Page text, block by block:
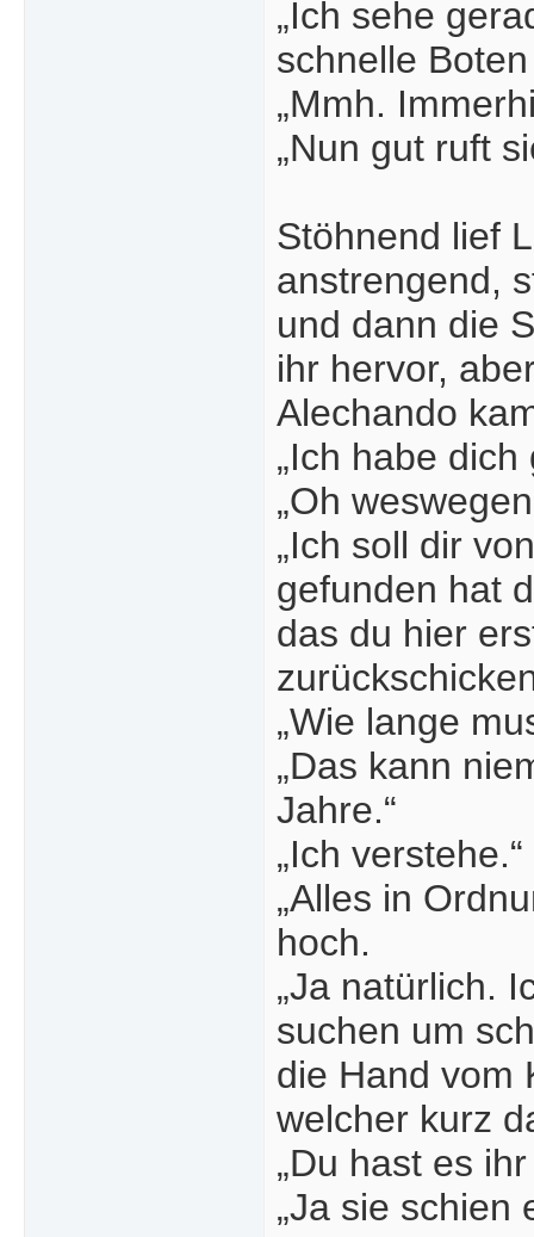
„Ich sehe
schnelle
„Mmh.
„Nun gut ruft
Stöhnend lief
anstrengend,
und dann die
ihr hervor,
Alechando
„Ich habe
„Oh
„Ich soll dir
gefunden hat
das du hier
„Wie lange
„Das kann
Jahre.“
„Ich
„Alles in
hoch.
„Ja natürlich.
suchen um
die Hand vom
welcher kurz
„Du hast es
„Ja sie schien